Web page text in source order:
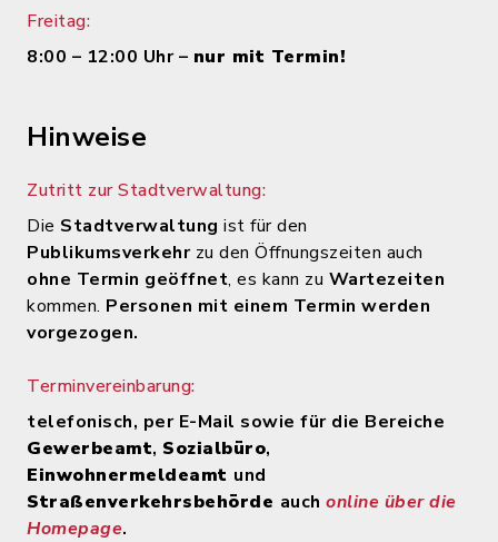
Freitag:
8:00 – 12:00 Uhr – nur mit Termin!
Hinweise
Zutritt zur Stadtverwaltung:
Die Stadtverwaltung ist für den
Publikumsverkehr zu den Öffnungszeiten auch
ohne Termin geöffnet, es kann zu Wartezeiten
kommen. Personen mit einem Termin werden
vorgezogen.
Terminvereinbarung:
telefonisch, per E-Mail sowie für die Bereiche
Gewerbeamt, Sozialbüro,
Einwohnermeldeamt und
Straßenverkehrsbehörde auch online über die
Homepage.